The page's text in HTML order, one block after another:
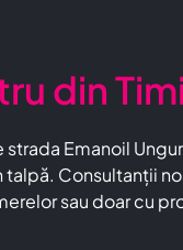
din
Emanoil
Consultanții
sau doar cu